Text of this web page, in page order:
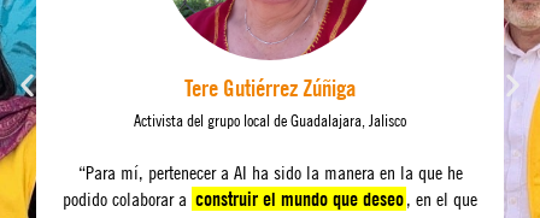
Tere Gutiérrez Zúñiga
Activista del grupo local de Guadalajara, Jalisco
“Para mí, pertenecer a AI ha sido la manera en la que he
podido colaborar a construir el mundo que deseo, en el que